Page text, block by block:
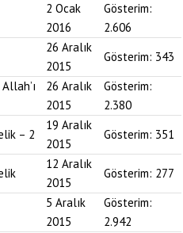
2 Ocak
2016
Gösterim:
2.606
26 Aralık
2015
Gösterim: 343
26 Aralık
2015
Gösterim:
2.380
– 2
19 Aralık
2015
Gösterim: 351
12 Aralık
2015
Gösterim: 277
5 Aralık
2015
Gösterim:
2.942